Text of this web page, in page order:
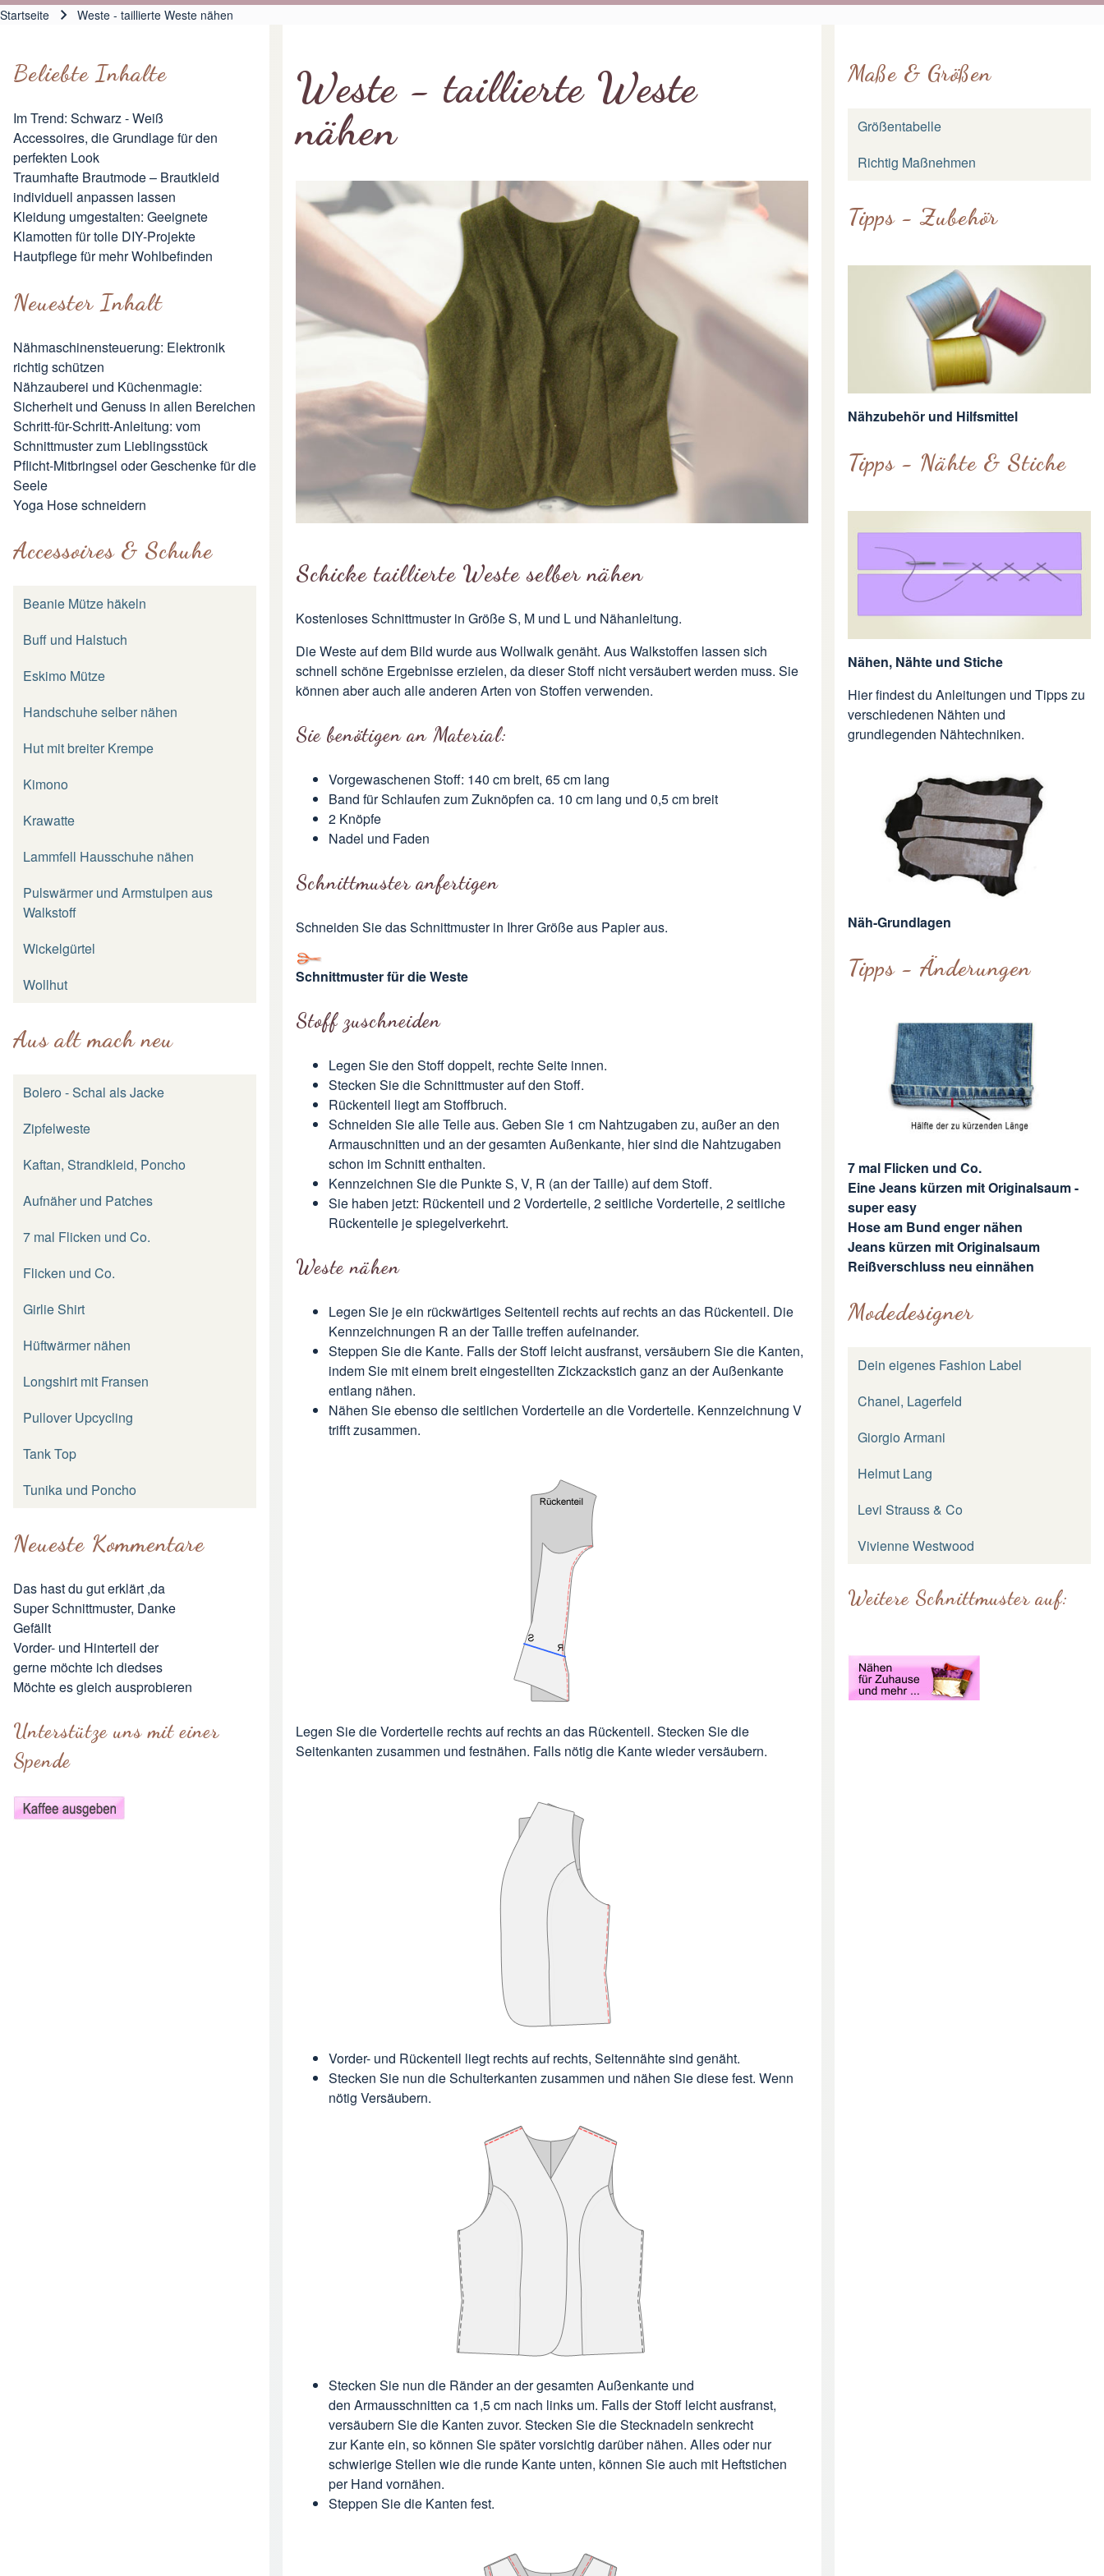
Startseite Weste - taillierte Weste nähen
Beliebte Inhalte
Im Trend: Schwarz - Weiß
Accessoires, die Grundlage für den
perfekten Look
Traumhafte Brautmode – Brautkleid
individuell anpassen lassen
Kleidung umgestalten: Geeignete
Klamotten für tolle DIY-Projekte
Hautpflege für mehr Wohlbefinden
Neuester Inhalt
Nähmaschinensteuerung: Elektronik
richtig schützen
Nähzauberei und Küchenmagie:
Sicherheit und Genuss in allen Bereichen
Schritt-für-Schritt-Anleitung: vom
Schnittmuster zum Lieblingsstück
Pflicht-Mitbringsel oder Geschenke für die
Seele
Yoga Hose schneidern
Accessoires & Schuhe
Beanie Mütze häkeln
Buff und Halstuch
Eskimo Mütze
Handschuhe selber nähen
Hut mit breiter Krempe
Kimono
Krawatte
Lammfell Hausschuhe nähen
Pulswärmer und Armstulpen aus
Walkstoff
Wickelgürtel
Wollhut
Aus alt mach neu
Bolero - Schal als Jacke
Zipfelweste
Kaftan, Strandkleid, Poncho
Aufnäher und Patches
7 mal Flicken und Co.
Flicken und Co.
Girlie Shirt
Hüftwärmer nähen
Longshirt mit Fransen
Pullover Upcycling
Tank Top
Tunika und Poncho
Neueste Kommentare
Das hast du gut erklärt ,da
Super Schnittmuster, Danke
Gefällt
Vorder- und Hinterteil der
gerne möchte ich diedses
Möchte es gleich ausprobieren
Unterstütze uns mit einer
Spende
Weste - taillierte Weste
nähen
Schicke taillierte Weste selber nähen
Kostenloses Schnittmuster in Größe S, M und L und Nähanleitung.
Die Weste auf dem Bild wurde aus Wollwalk genäht. Aus Walkstoffen lassen sich
schnell schöne Ergebnisse erzielen, da dieser Stoff nicht versäubert werden muss. Sie
können aber auch alle anderen Arten von Stoffen verwenden.
Sie benötigen an Material:
Vorgewaschenen Stoff: 140 cm breit, 65 cm lang
Band für Schlaufen zum Zuknöpfen ca. 10 cm lang und 0,5 cm breit
2 Knöpfe
Nadel und Faden
Schnittmuster anfertigen
Schneiden Sie das Schnittmuster in Ihrer Größe aus Papier aus.
Schnittmuster für die Weste
Stoff zuschneiden
Legen Sie den Stoff doppelt, rechte Seite innen.
Stecken Sie die Schnittmuster auf den Stoff.
Rückenteil liegt am Stoffbruch.
Schneiden Sie alle Teile aus. Geben Sie 1 cm Nahtzugaben zu, außer an den
Armauschnitten und an der gesamten Außenkante, hier sind die Nahtzugaben
schon im Schnitt enthalten.
Kennzeichnen Sie die Punkte S, V, R (an der Taille) auf dem Stoff.
Sie haben jetzt: Rückenteil und 2 Vorderteile, 2 seitliche Vorderteile, 2 seitliche
Rückenteile je spiegelverkehrt.
Weste nähen
Legen Sie je ein rückwärtiges Seitenteil rechts auf rechts an das Rückenteil. Die
Kennzeichnungen R an der Taille treffen aufeinander.
Steppen Sie die Kante. Falls der Stoff leicht ausfranst, versäubern Sie die Kanten,
indem Sie mit einem breit eingestellten Zickzackstich ganz an der Außenkante
entlang nähen.
Nähen Sie ebenso die seitlichen Vorderteile an die Vorderteile. Kennzeichnung V
trifft zusammen.
Legen Sie die Vorderteile rechts auf rechts an das Rückenteil. Stecken Sie die
Seitenkanten zusammen und festnähen. Falls nötig die Kante wieder versäubern.
Vorder- und Rückenteil liegt rechts auf rechts, Seitennähte sind genäht.
Stecken Sie nun die Schulterkanten zusammen und nähen Sie diese fest. Wenn
nötig Versäubern.
Stecken Sie nun die Ränder an der gesamten Außenkante und
den Armausschnitten ca 1,5 cm nach links um. Falls der Stoff leicht ausfranst,
versäubern Sie die Kanten zuvor. Stecken Sie die Stecknadeln senkrecht
zur Kante ein, so können Sie später vorsichtig darüber nähen. Alles oder nur
schwierige Stellen wie die runde Kante unten, können Sie auch mit Heftstichen
per Hand vornähen.
Steppen Sie die Kanten fest.
Maße & Größen
Größentabelle
Richtig Maßnehmen
Tipps - Zubehör
Nähzubehör und Hilfsmittel
Tipps - Nähte & Stiche
Nähen, Nähte und Stiche
Hier findest du Anleitungen und Tipps zu
verschiedenen Nähten und
grundlegenden Nähtechniken.
Näh-Grundlagen
Tipps - Änderungen
7 mal Flicken und Co.
Eine Jeans kürzen mit Originalsaum -
super easy
Hose am Bund enger nähen
Jeans kürzen mit Originalsaum
Reißverschluss neu einnähen
Modedesigner
Dein eigenes Fashion Label
Chanel, Lagerfeld
Giorgio Armani
Helmut Lang
Levi Strauss & Co
Vivienne Westwood
Weitere Schnittmuster auf: